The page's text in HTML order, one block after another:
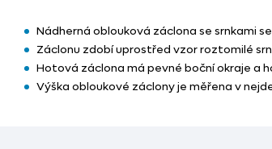
Nádherná oblouková záclona se srnkami
Záclonu zdobí uprostřed vzor roztomilé
Hotová záclona má pevné boční okraje a
Výška obloukové záclony je měřena v